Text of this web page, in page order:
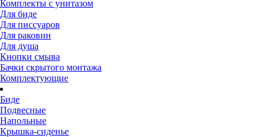
Комплекты с унитазом
Для биде
Для писсуаров
Для раковин
Для душа
Кнопки смыва
Бачки скрытого монтажа
Комплектующие
Биде
Подвесные
Напольные
Крышка-сиденье